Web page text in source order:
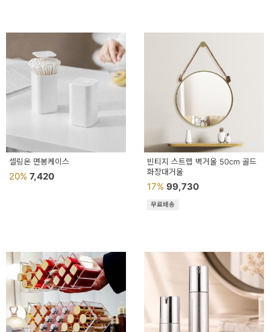
셀링온 면봉케이스
20% 7,420
빈티지 스트랩 벽거울 50cm 골드
화장대거울
17% 99,730
무료배송